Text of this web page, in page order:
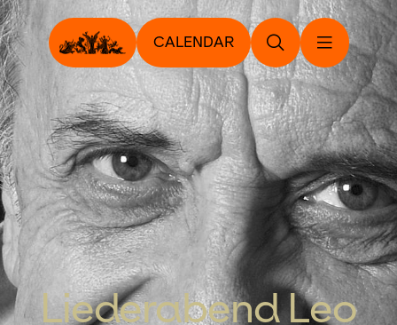
CALENDAR
Liederabend Leo